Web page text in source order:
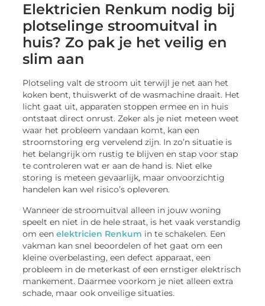
Elektricien Renkum nodig bij
plotselinge stroomuitval in
huis? Zo pak je het veilig en
slim aan
Plotseling valt de stroom uit terwijl je net aan het
koken bent, thuiswerkt of de wasmachine draait. Het
licht gaat uit, apparaten stoppen ermee en in huis
ontstaat direct onrust. Zeker als je niet meteen weet
waar het probleem vandaan komt, kan een
stroomstoring erg vervelend zijn. In zo’n situatie is
het belangrijk om rustig te blijven en stap voor stap
te controleren wat er aan de hand is. Niet elke
storing is meteen gevaarlijk, maar onvoorzichtig
handelen kan wel risico’s opleveren.
Wanneer de stroomuitval alleen in jouw woning
speelt en niet in de hele straat, is het vaak verstandig
om eenelektricien Renkum in te schakelen. Een
vakman kan snel beoordelen of het gaat om een
kleine overbelasting, een defect apparaat, een
probleem in de meterkast of een ernstiger elektrisch
mankement. Daarmee voorkom je niet alleen extra
schade, maar ook onveilige situaties.